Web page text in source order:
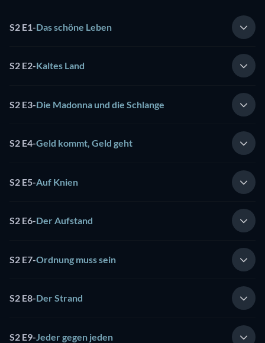
S2 E1-Das schöne Leben
S2 E2-Kaltes Land
S2 E3-Die Madonna und die Schlange
S2 E4-Geld kommt, Geld geht
S2 E5-Auf Knien
S2 E6-Der Aufstand
S2 E7-Ordnung muss sein
S2 E8-Der Strand
S2 E9-Jeder gegen jeden